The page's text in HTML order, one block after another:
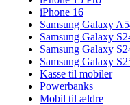
iPhone 16
Samsung Galaxy
Samsung Galaxy
Samsung Galaxy
Samsung Galaxy
Kasse til mobiler
Powerbanks
Mobil til ældre